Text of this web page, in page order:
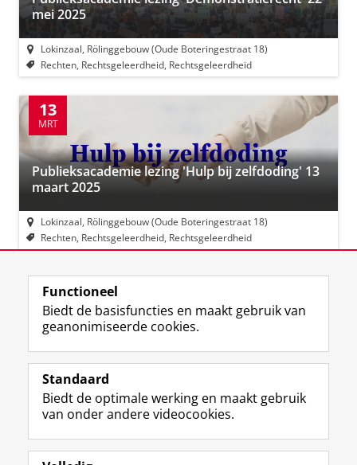
mei 2025
Lokinzaal, Rölinggebouw (Oude Boteringestraat 18)
Rechten, Rechtsgeleerdheid, Rechtsgeleerdheid
13
MRT
Publieksacademie lezing 'Hulp bij zelfdoding' 13
maart 2025
Lokinzaal, Rölinggebouw (Oude Boteringestraat 18)
Rechten, Rechtsgeleerdheid, Rechtsgeleerdheid
View this page in:English
Volg de RUG
F
a
e
b
o
L
i
k
e
I
R
S
-
f
e
I
n
t
r
Y
o
T
e
Studiekiezers
Functioneel
Biedt de basisfuncties en maakt gebruik van
geanonimiseerde cookies.
Standaard
Biedt de optimale werking en maakt gebruik
van onder andere videocookies.